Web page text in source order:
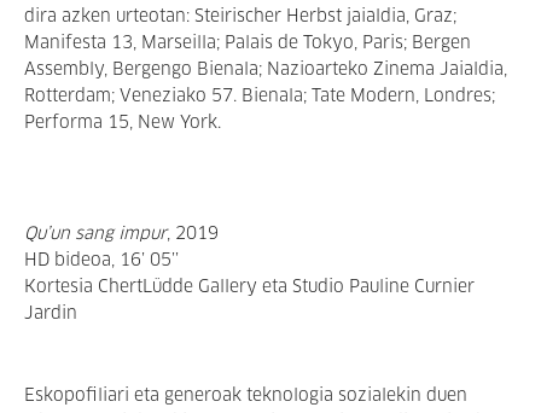
dira azken urteotan: Steirischer Herbst jaialdia, Graz;
Manifesta 13, Marseilla; Palais de Tokyo, Paris; Bergen
Assembly, Bergengo Bienala; Nazioarteko Zinema Jaialdia,
Rotterdam; Veneziako 57. Bienala; Tate Modern, Londres;
Performa 15, New York.
Qu’un sang impur, 2019
HD bideoa, 16’ 05’’
Kortesia ChertLüdde Gallery eta Studio Pauline Curnier
Jardin
Eskopofiliari eta generoak teknologia sozialekin duen